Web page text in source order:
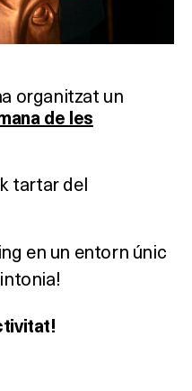
organitzat un
de les
tartar del
en un entorn únic